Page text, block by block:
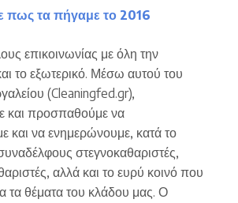
πως τα πήγαμε το 2016
επικοινωνίας με όλη την
το εξωτερικό. Μέσω αυτού του
(Cleaningfed.gr),
και προσπαθούμε να
και να ενημερώνουμε, κατά το
στεγνοκαθαριστές,
αλλά και το ευρύ κοινό που
τα θέματα του κλάδου μας. Ο